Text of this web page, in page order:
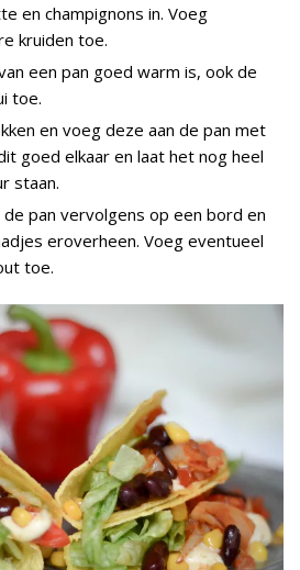
en champignons in. Voeg
kruiden toe.
een pan goed warm is, ook de
toe.
en voeg deze aan de pan met
goed elkaar en laat het nog heel
staan.
de pan vervolgens op een bord en
eroverheen. Voeg eventueel
toe.